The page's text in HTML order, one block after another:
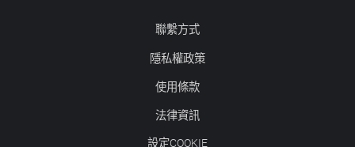
聯繫方式
隱私權政策
使用條款
法律資訊
設定COOKIE